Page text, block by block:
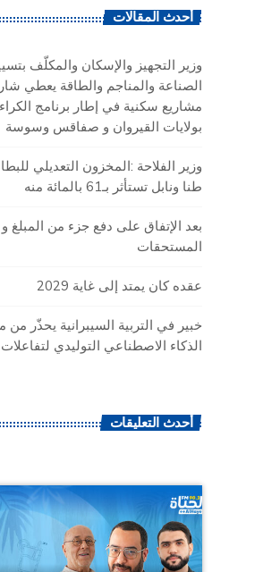
أحدث المقالات
وزير التجهيز والإسكان والمكلّف
الصناعة والمناجم والطاقة يعطي
مشاريع سكنية في إطار برنامج
بولايات القيروان و صفاقس وسوسة
طنا ونابل تستأثر بـ61 بالمائة منه
بعد الإتفاق على دفع جزء من المبلغ
المستحقات
عقده كان يمتد إلى غاية 2029
خبير في التربية السيبرانية يحذّر
الذكاء الاصطناعي التوليدي
أحدث التعليقات